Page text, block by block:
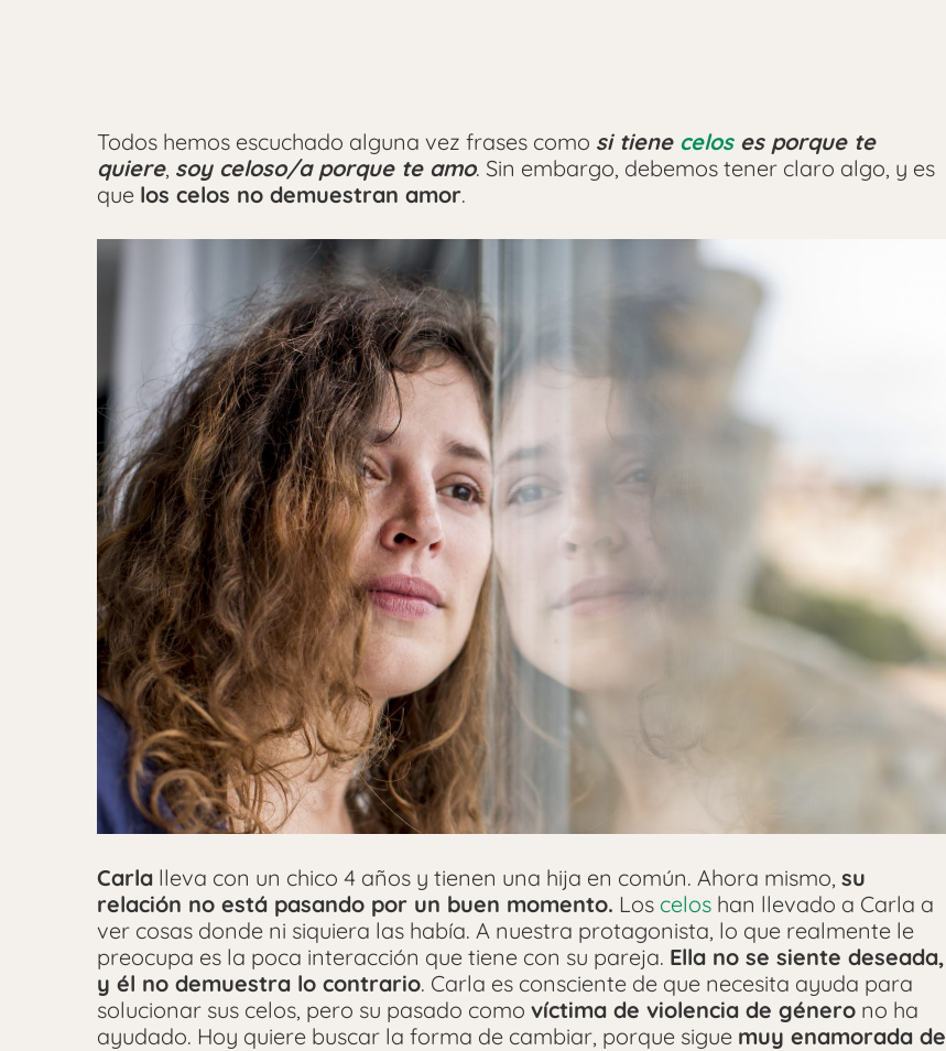
Todos hemos escuchado alguna vez frases como si tiene celoses porque te
quiere, soy celoso/a porque te amo. Sin embargo, debemos tener claro algo, y es
que los celos no demuestran amor.
Carla lleva con un chico 4 años y tienen una hija en común. Ahora mismo, su
relación no está pasando por un buen momento. Los celos han llevado a Carla a
ver cosas donde ni siquiera las había. A nuestra protagonista, lo que realmente le
preocupa es la poca interacción que tiene con su pareja. Ella no se siente deseada,
y él no demuestra lo contrario. Carla es consciente de que necesita ayuda para
solucionar sus celos, pero su pasado como víctima de violencia de género no ha
ayudado. Hoy quiere buscar la forma de cambiar, porque sigue muy enamorada de